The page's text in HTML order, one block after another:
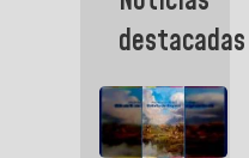
destacadas